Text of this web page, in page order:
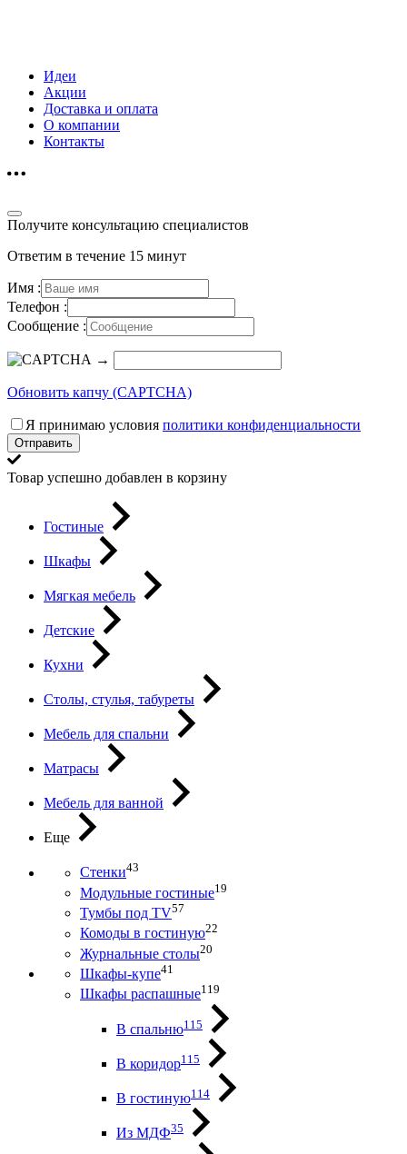
Идеи
Акции
Доставка и оплата
О компании
Контакты
Получите консультацию специалистов
Ответим в течение 15 минут
Имя :
Телефон :
Сообщение :
→
Обновить капчу (CAPTCHA)
Я принимаю условия политики конфиденциальности
Отправить
Товар успешно добавлен в корзину
Гостиные
Шкафы
Мягкая мебель
Детские
Кухни
Столы, стулья, табуреты
Мебель для спальни
Матрасы
Мебель для ванной
Еще
Стенки43
Модульные гостиные19
Тумбы под ТV57
Комоды в гостиную22
Журнальные столы20
Шкафы-купе41
Шкафы распашные119
В спальню115
В коридор115
В гостиную114
Из МДФ35